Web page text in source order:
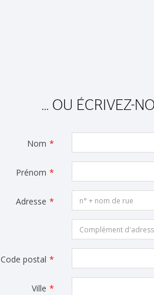
... OU ÉCRIVEZ-
Nom *
Prénom *
Adresse *
Code postal *
Ville *